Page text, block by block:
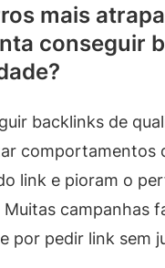
mais
conseguir
backlinks de
comportamentos
link e pioram o
Muitas campanhas
por pedir link sem